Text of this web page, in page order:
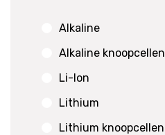
Alkaline
Alkaline knoopcellen
Li-Ion
Lithium
Lithium knoopcellen